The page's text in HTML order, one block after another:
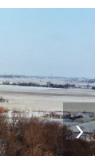
›